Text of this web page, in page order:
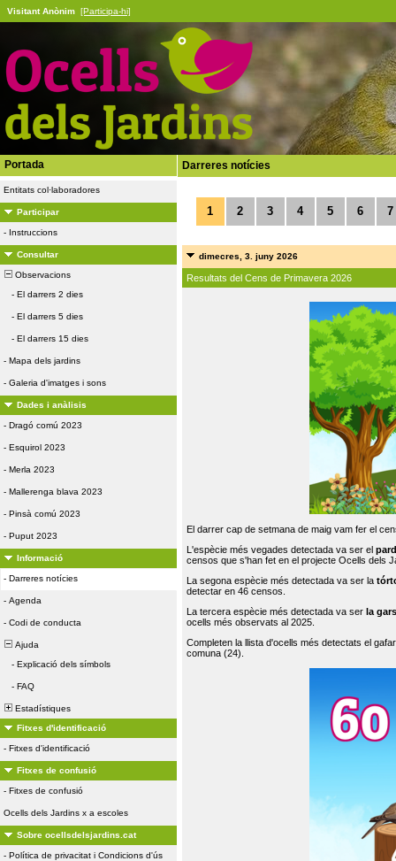
Visitant Anònim [Participa-hi]
Portada
Entitats col·laboradores
Participar
- Instruccions
Consultar
Observacions
- El darrers 2 dies
- El darrers 5 dies
- El darrers 15 dies
- Mapa dels jardins
- Galeria d'imatges i sons
Dades i anàlisis
- Dragó comú 2023
- Esquirol 2023
- Merla 2023
- Mallerenga blava 2023
- Pinsà comú 2023
- Puput 2023
Informació
- Darreres notícies
- Agenda
- Codi de conducta
Ajuda
- Explicació dels símbols
- FAQ
Estadístiques
Fitxes d'identificació
- Fitxes d'identificació
Fitxes de confusió
- Fitxes de confusió
Ocells dels Jardins x a escoles
Sobre ocellsdelsjardins.cat
- Política de privacitat i Condicions d'ús
Darreres notícies
1 2 3 4 5 6 7
dimecres, 3. juny 2026
Resultats del Cens de Primavera 2026
El darrer cap de setmana de maig vam fer el
L'espècie més vegades detectada va ser el
censos que s'han fet en el projecte Ocells dels
La segona espècie més detectada va ser la
detectar en 46 censos.
La tercera espècie més detectada va ser la
ocells més observats al 2025.
Completen la llista d'ocells més detectats el
comuna (24).